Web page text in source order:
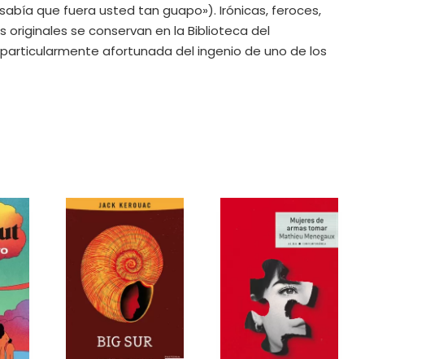
que fuera usted tan guapo»). Irónicas, feroces,
se conservan en la Biblioteca del
afortunada del ingenio de uno de los